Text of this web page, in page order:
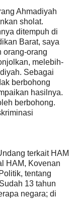
Ahmadiyah
sholat.
ditempuh di
Barat, saya
orang-orang
melebih-
Sebagai
berbohong
hasilnya.
berbohong.
terkait HAM
HAM, Kovenan
tentang
13 tahun
negara; di